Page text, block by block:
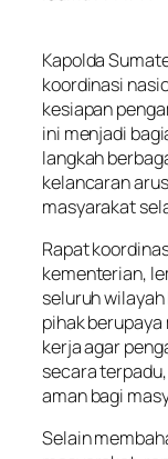
Kapolda
koordinasi
kesiapan
ini menjadi
langkah
kelancaran
masyarakat
Rapat
kementerian,
seluruh
pihak
kerja agar
secara
aman bagi
Selain